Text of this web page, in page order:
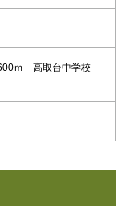
ｍ 高取台中学校